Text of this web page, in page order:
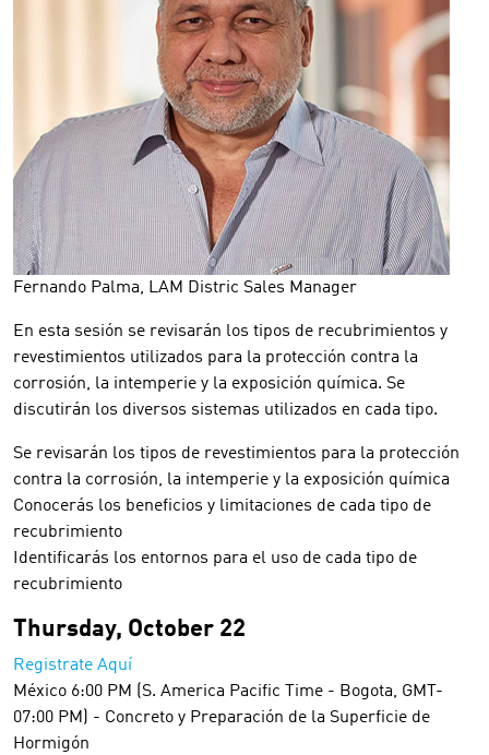
Fernando Palma, LAM Distric Sales Manager
En esta sesión se revisarán los tipos de recubrimientos y
revestimientos utilizados para la protección contra la
corrosión, la intemperie y la exposición química. Se
discutirán los diversos sistemas utilizados en cada tipo.
Se revisarán los tipos de revestimientos para la protección
contra la corrosión, la intemperie y la exposición química
Conocerás los beneficios y limitaciones de cada tipo de
recubrimiento
Identificarás los entornos para el uso de cada tipo de
recubrimiento
Thursday, October 22
Registrate Aquí
México 6:00 PM (S. America Pacific Time - Bogota, GMT-
07:00 PM) - Concreto y Preparación de la Superficie de
Hormigón